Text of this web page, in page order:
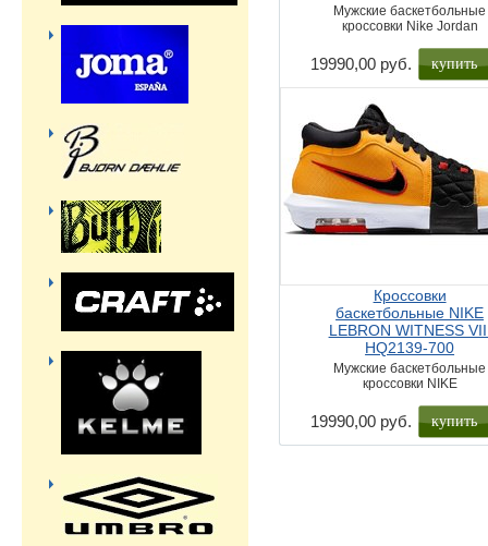
Мужские баскетбольные
кроссовки Nike Jordan
19990,00 руб. купить
Кроссовки
баскетбольные NIKE
LEBRON WITNESS
HQ2139-700
Мужские баскетбольные
кроссовки NIKE
19990,00 руб. купить